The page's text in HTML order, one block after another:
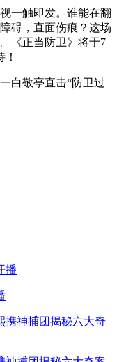
一触即发。谁能在翻
碍，直面伤痕？这场
《正当防卫》将于7
白敬亭直击“防卫过